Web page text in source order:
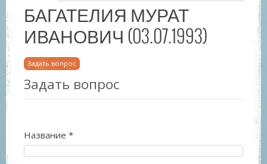
БАГАТЕЛИЯ МУРАТ
ИВАНОВИЧ (03.07.1993)
Задать вопрос
Задать вопрос
Название *